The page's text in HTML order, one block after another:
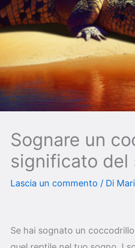
Sognare un
significato del
Lascia un commento / Di
Se hai sognato un